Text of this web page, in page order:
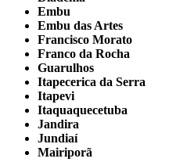
Embu
Embu das Artes
Francisco Morato
Franco da Rocha
Guarulhos
Itapecerica da Serra
Itapevi
Itaquaquecetuba
Jandira
Jundiaí
Mairiporã